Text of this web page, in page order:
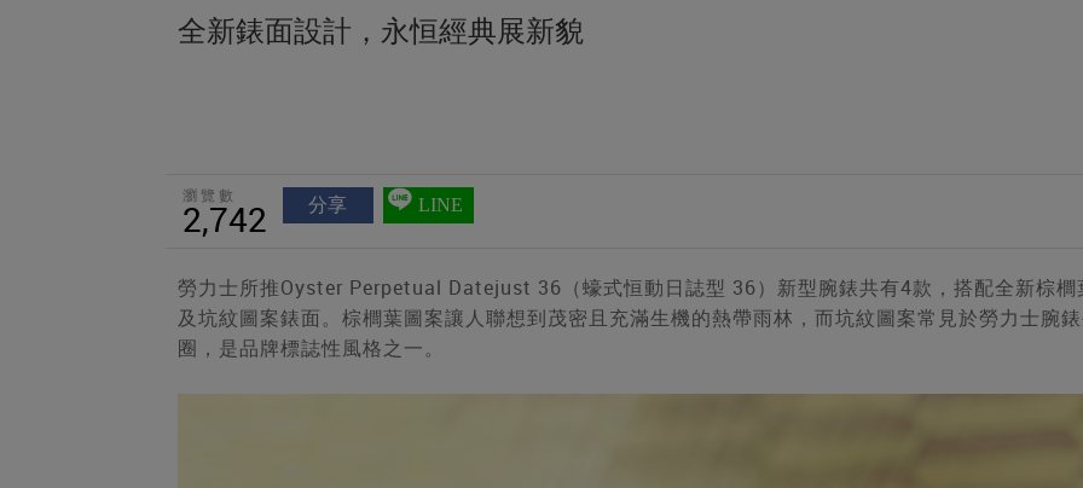
全新錶面設計，永恒經典展新貌
瀏覽數
2,742 分享 LINE
勞力士所推Oyster Perpetual Datejust 36（蠔式恒動日誌型 36）新型腕錶共有4款，搭配全新棕櫚
及坑紋圖案錶面。棕櫚葉圖案讓人聯想到茂密且充滿生機的熱帶雨林，而坑紋圖案常見於勞力士腕
圈，是品牌標誌性風格之一。